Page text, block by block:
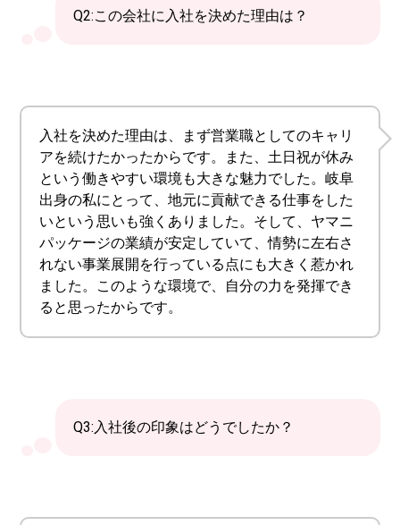
Q2:この会社に入社を決めた理由は？
入社を決めた理由は、まず営業職としてのキャリ
アを続けたかったからです。また、土日祝が休み
という働きやすい環境も大きな魅力でした。岐阜
出身の私にとって、地元に貢献できる仕事をした
いという思いも強くありました。そして、ヤマニ
パッケージの業績が安定していて、情勢に左右さ
れない事業展開を行っている点にも大きく惹かれ
ました。このような環境で、自分の力を発揮でき
ると思ったからです。
Q3:入社後の印象はどうでしたか？